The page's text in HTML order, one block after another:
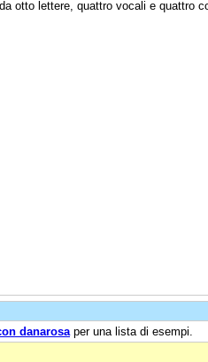
otto lettere, quattro vocali e quattro
danarosa per una lista di esempi.